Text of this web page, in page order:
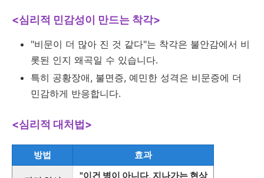
<심리적 민감성이 만드는 착각>
"비문이 더 많아 진 것 같다"는 착각은 불안감에서 비
롯된 인지 왜곡일 수 있습니다.
특히 공황장애, 불면증, 예민한 성격은 비문증에 더
민감하게 반응합니다.
<심리적 대처법>
방법 효과
"이건 병이 아니다, 지나가는 현상